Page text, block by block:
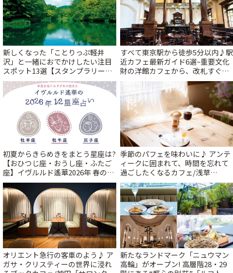
新しくなった「ことりっぷ軽井
沢」と一緒におでかけしたい注目
スポット13選【スタンプラリー開
催中】 | ことりっぷ
すべて東京駅から徒歩5分以内♪駅
近カフェ最新ガイド6選~重要文化
財の洋館カフェから、改札すぐの
レトロ喫茶まで~ | ことりっぷ
初夏からきらめきをまとう星座は?
【おひつじ座・おうし座・ふたご
座】イヴルルド遙華2026年 春の運
勢~Spring~ | ことりっぷ
季節のパフェを味わいに♪ アンテ
ィークに囲まれて、時間を忘れて
過ごしたくなるカフェ/浅草
「annorum cafe」 | ことりっぷ
オリエント急行の客車のよう♪ ア
ガサ・クリスティーの世界に浸れ
新たなランドマーク「ニュウマン
高輪」がオープン! 高層階28・29